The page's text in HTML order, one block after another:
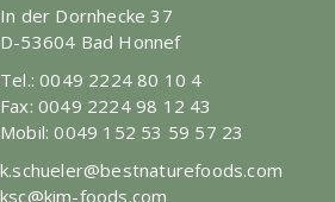
In der Dornhecke 37
D-53604 Bad Honnef
Tel.: 0049 2224 80 10 4
Fax: 0049 2224 98 12 43
Mobil: 0049 152 53 59 57 23
k.schueler@bestnaturefoods.com
ksc@kim-foods.com